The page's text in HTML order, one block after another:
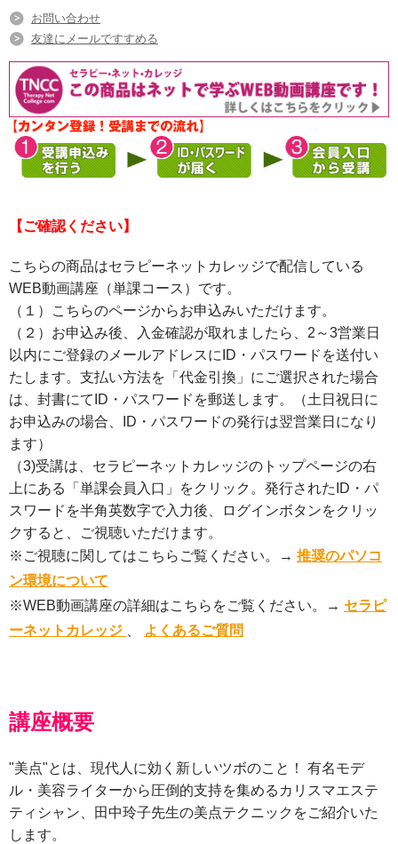
お問い合わせ
友達にメールですすめる
【ご確認ください】
こちらの商品はセラピーネットカレッジで配信している
WEB動画講座（単課コース）です。
（１）こちらのページからお申込みいただけます。
（２）お申込み後、入金確認が取れましたら、2～3営業日
以内にご登録のメールアドレスにID・パスワードを送付い
たします。支払い方法を「代金引換」にご選択された場合
は、封書にてID・パスワードを郵送します。（土日祝日に
お申込みの場合、ID・パスワードの発行は翌営業日になり
ます）
（3)受講は、セラピーネットカレッジのトップページの右
上にある「単課会員入口」をクリック。発行されたID・パ
スワードを半角英数字で入力後、ログインボタンをクリッ
クすると、ご視聴いただけます。
※ご視聴に関してはこちらご覧ください。→ 推奨のパソコ
ン環境について
※WEB動画講座の詳細はこちらをご覧ください。→ セラピ
ーネットカレッジ
よくあるご質問
講座概要
"美点"とは、現代人に効く新しいツボのこと！ 有名モデ
ル・美容ライターから圧倒的支持を集めるカリスマエステ
ティシャン、田中玲子先生の美点テクニックをご紹介いた
します。